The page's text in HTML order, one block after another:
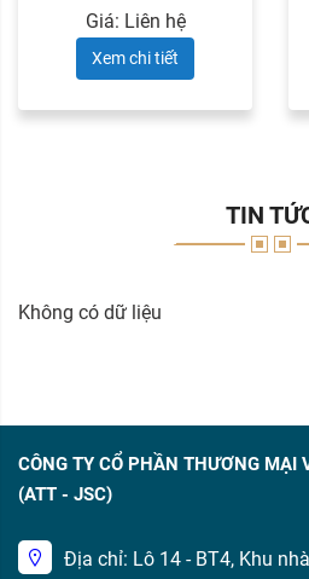
Giá: Liên hệ
Xem chi tiết
TIN
Không có dữ liệu
CÔNG TY CỔ PHẦN THƯƠNG MẠI
(ATT - JSC)
Địa chỉ: Lô 14 - BT4, Khu